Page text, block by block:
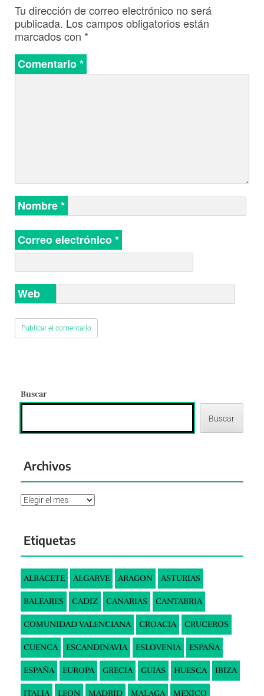
Tu dirección de correo electrónico no será
publicada. Los campos obligatorios están
marcados con *
Comentario*
Nombre*
Correo electrónico*
Web
Buscar
Buscar
Archivos
Archivos
Etiquetas
ALBACETE ALGARVE ARAGON ASTURIAS
BALEARES CADIZ CANARIAS CANTABRIA
COMUNIDAD VALENCIANA CROACIA CRUCEROS
CUENCA ESCANDINAVIA ESLOVENIA ESPAÑA
ESPAÑA EUROPA GRECIA GUIAS HUESCA IBIZA
ITALIA LEON MADRID MALAGA MEXICO